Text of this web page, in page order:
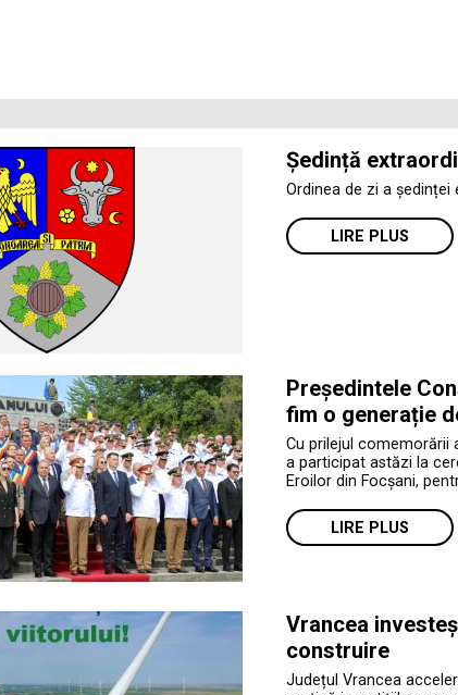
Ședință
Ordinea de zi a ședinței
LIRE PLUS
Președintele
fim o generație
Cu prilejul comemorării
a participat astăzi la
Eroilor din Focșani,
LIRE PLUS
Vrancea
construire
Județul Vrancea